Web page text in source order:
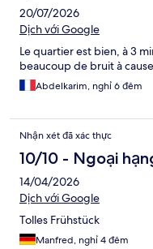
20/07/2026
Dịch với Google
Le quartier est bien, à 3
beaucoup de bruit à
Abdelkarim, nghỉ 6 đêm
Nhận xét đã xác thực
10/10 - Ngoại
14/04/2026
Dịch với Google
Tolles Frühstück
Manfred, nghỉ 4 đêm